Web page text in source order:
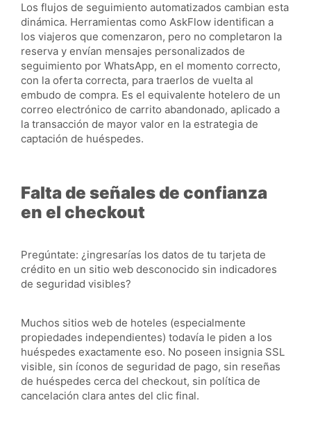
Los flujos de seguimiento automatizados cambian esta
dinámica. Herramientas como AskFlow identifican a
los viajeros que comenzaron, pero no completaron la
reserva y envían mensajes personalizados de
seguimiento por WhatsApp, en el momento correcto,
con la oferta correcta, para traerlos de vuelta al
embudo de compra. Es el equivalente hotelero de un
correo electrónico de carrito abandonado, aplicado a
la transacción de mayor valor en la estrategia de
captación de huéspedes.
Falta de señales de confianza
en el checkout
Pregúntate: ¿ingresarías los datos de tu tarjeta de
crédito en un sitio web desconocido sin indicadores
de seguridad visibles?
Muchos sitios web de hoteles (especialmente
propiedades independientes) todavía le piden a los
huéspedes exactamente eso. No poseen insignia SSL
visible, sin íconos de seguridad de pago, sin reseñas
de huéspedes cerca del checkout, sin política de
cancelación clara antes del clic final.